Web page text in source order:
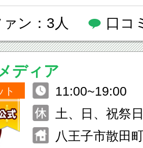
ァン：3人 口コ
ディア
ト
11:00~19:00
土、日、祝祭
夏季休暇
八王子市散田町